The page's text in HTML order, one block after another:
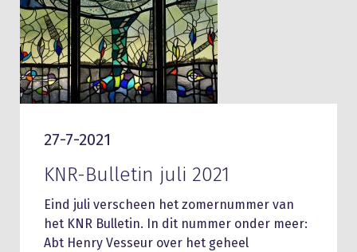
27-7-2021
KNR-Bulletin juli 2021
Eind juli verscheen het zomernummer van
het KNR Bulletin. In dit nummer onder meer:
Abt Henry Vesseur over het geheel